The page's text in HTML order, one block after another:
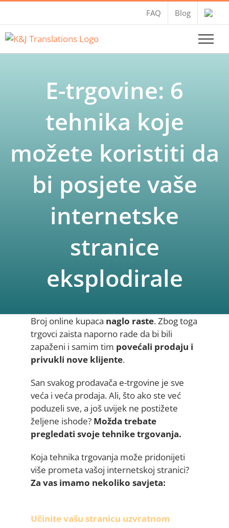
content
FAQ Blog
E-trgovine: 6
tehnika koje
možete koristiti da
bi posjete vaše
internetske
stranice
eksplodirale
Broj online kupaca naglo raste. Zbog toga
trgovci zaista naporno rade da bi bili
zapaženi i samim tim povećali prodaju i
privukli nove klijente.
San svakog prodavača e-trgovine je sve
veća i veća prodaja. Ali, što ako ste već
poduzeli sve, a još uvijek ne postižete
željene ishode? Možda trebate
pregledati svoje tehnike trgovanja.
Koja tehnika trgovanja može pridonijeti
više prometa vašoj internetskoj stranici?
Za vas imamo nekoliko savjeta:
Učinite vašu stranicu uzvratnom